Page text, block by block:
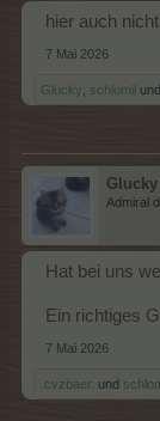
hier auch
7 Mai 2026
Glucky schlomil und
Glucky
Admiral
Hat bei uns
Ein richtiges
7 Mai 2026
.cvzbaer. und